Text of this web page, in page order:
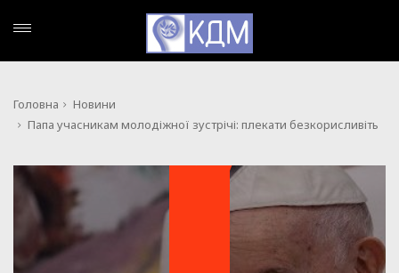
Головна
Новини
Папа учасникам молодіжної зустрічі: плекати безкорисливіть